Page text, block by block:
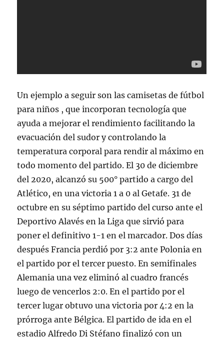
Un ejemplo a seguir son las camisetas de fútbol
para niños , que incorporan tecnología que
ayuda a mejorar el rendimiento facilitando la
evacuación del sudor y controlando la
temperatura corporal para rendir al máximo en
todo momento del partido. El 30 de diciembre
del 2020, alcanzó su 500° partido a cargo del
Atlético, en una victoria 1 a 0 al Getafe. 31 de
octubre en su séptimo partido del curso ante el
Deportivo Alavés en la Liga que sirvió para
poner el definitivo 1-1 en el marcador. Dos días
después Francia perdió por 3:2 ante Polonia en
el partido por el tercer puesto. En semifinales
Alemania una vez eliminó al cuadro francés
luego de vencerlos 2:0. En el partido por el
tercer lugar obtuvo una victoria por 4:2 en la
prórroga ante Bélgica. El partido de ida en el
estadio Alfredo Di Stéfano finalizó con un